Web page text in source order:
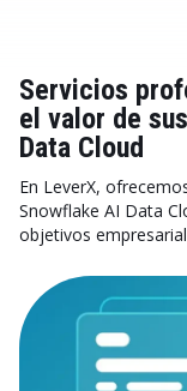
Servicios
el valor de
Data Cloud
En LeverX,
Snowflake AI Data
objetivos